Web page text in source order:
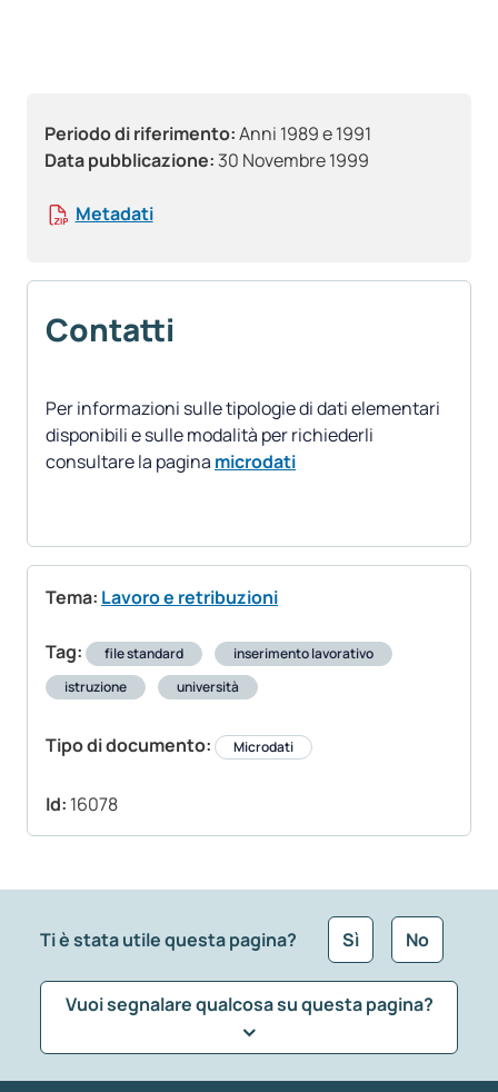
Periodo di riferimento:Anni 1989 e 1991
Data pubblicazione: 30 Novembre 1999
Metadati
Contatti
Per informazioni sulle tipologie di dati elementari
disponibili e sulle modalità per richiederli
consultare la pagina microdati
Tema: Lavoro e retribuzioni
Tag: file standard
inserimento lavorativo
istruzione
università
Tipo di documento: Microdati
Id: 16078
Ti è stata utile questa pagina? Sì No
Vuoi segnalare qualcosa su questa pagina?